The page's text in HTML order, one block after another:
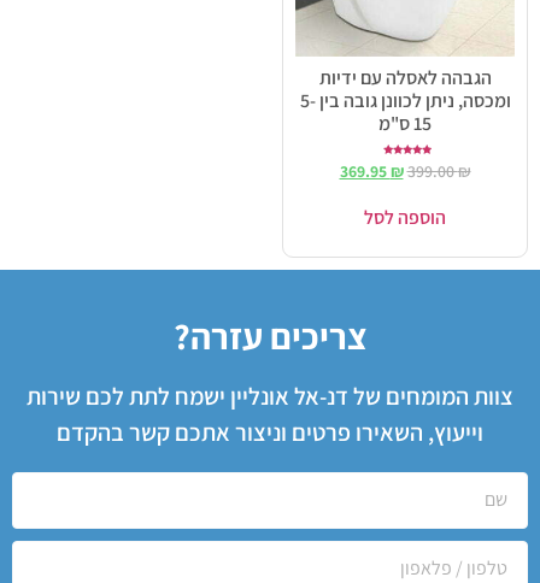
הגבהה לאסלה עם ידיות
ומכסה, ניתן לכוונן גובה בין 5-
15 ס"מ
5.00
מתוך 5
399.00₪
369.95₪
הוספה לסל
צריכים עזרה?
צוות המומחים של דנ-אל אונליין ישמח לתת לכם שירות
וייעוץ, השאירו פרטים וניצור אתכם קשר בהקדם